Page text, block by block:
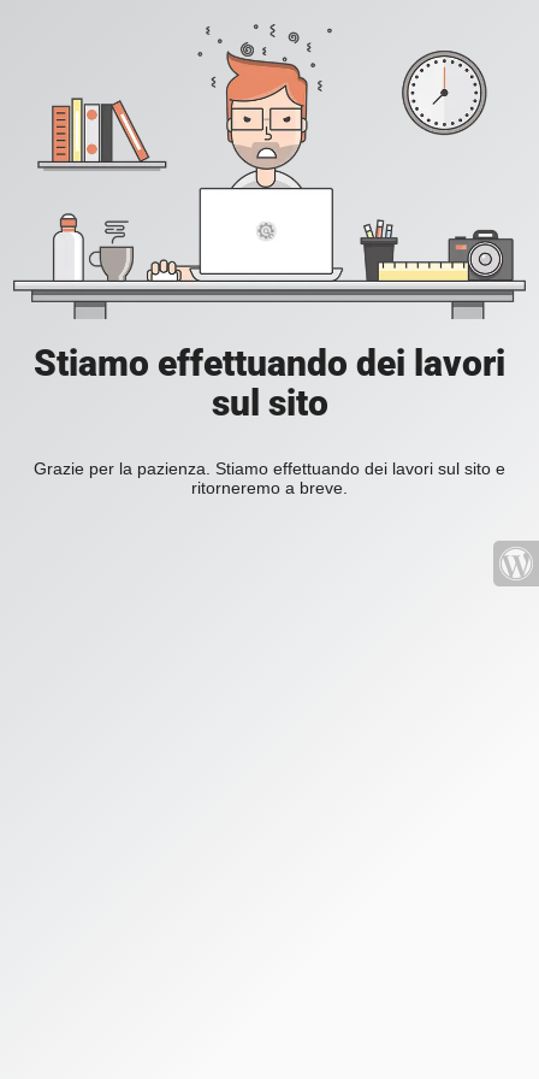
Stiamo effettuando dei lavori
sul sito
Grazie per la pazienza. Stiamo effettuando dei lavori sul sito e
ritorneremo a breve.